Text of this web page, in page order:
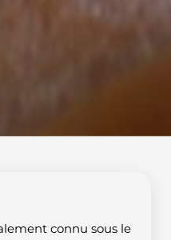
connu sous le